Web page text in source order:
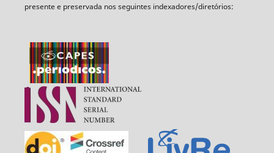
presente e preservada nos seguintes indexadores/diretórios: